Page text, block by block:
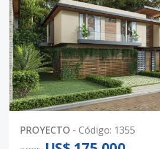
PROYECTO - Código: 1355